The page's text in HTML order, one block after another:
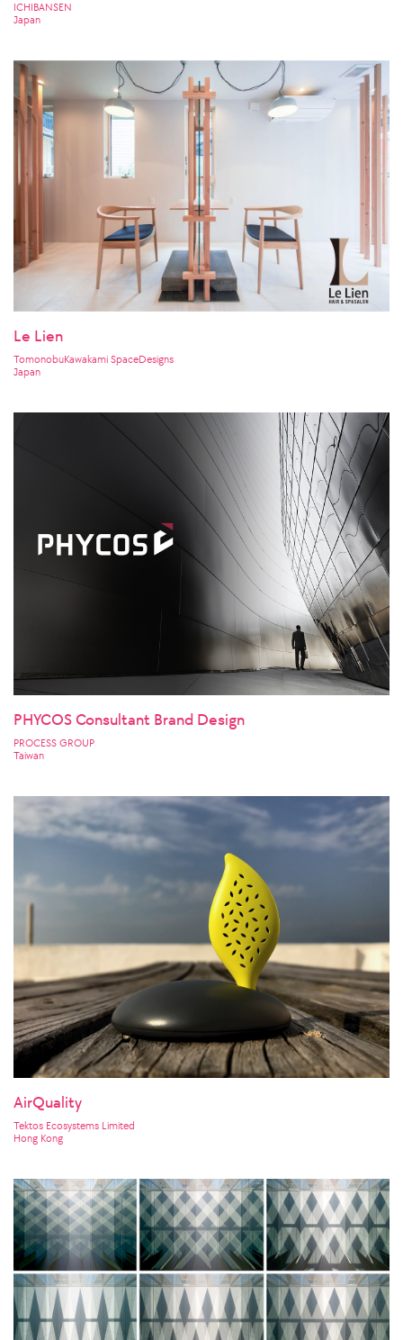
ICHIBANSEN
Japan
Le Lien
TomonobuKawakami SpaceDesigns
Japan
PHYCOS Consultant Brand Design
PROCESS GROUP
Taiwan
AirQuality
Tektos Ecosystems Limited
Hong Kong